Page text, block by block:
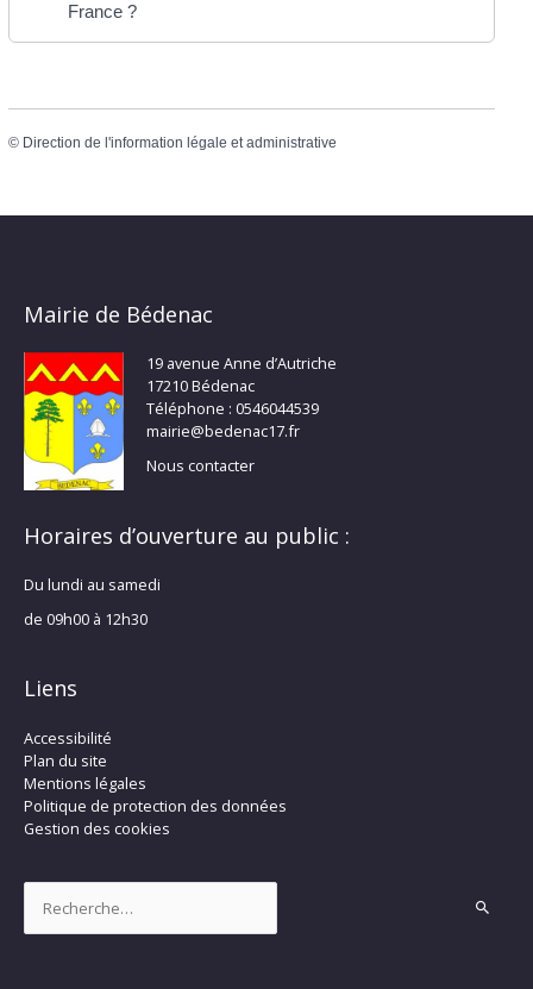
France ?
© Direction de l'information légale et administrative
Mairie de Bédenac
19 avenue Anne d’Autriche
17210 Bédenac
Téléphone : 0546044539
mairie@bedenac17.fr
Nous contacter
Horaires d’ouverture au public :
Du lundi au samedi
de 09h00 à 12h30
Liens
Accessibilité
Plan du site
Mentions légales
Politique de protection des données
Gestion des cookies